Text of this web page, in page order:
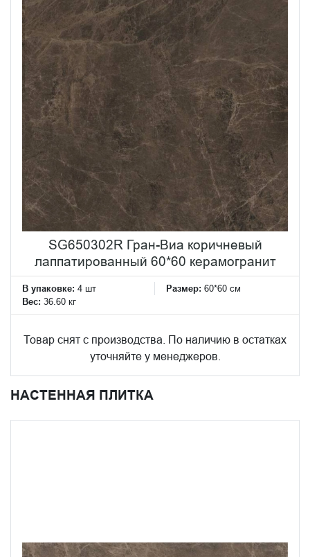
SG650302R Гран-Виа коричневый
лаппатированный 60*60 керамогранит
В упаковке: 4 шт Размер: 60*60 см
Вес: 36.60 кг
Товар снят с производства. По наличию в остатках
уточняйте у менеджеров.
НАСТЕННАЯ ПЛИТКА